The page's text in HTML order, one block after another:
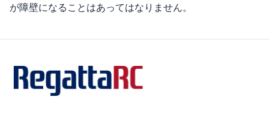
が障壁になることはあってはなりません。